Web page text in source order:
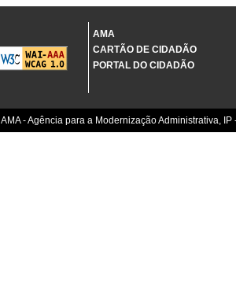
AMA
CARTÃO DE CIDADÃO
PORTAL DO CIDADÃO
AMA - Agência para a Modernização Administrativa,